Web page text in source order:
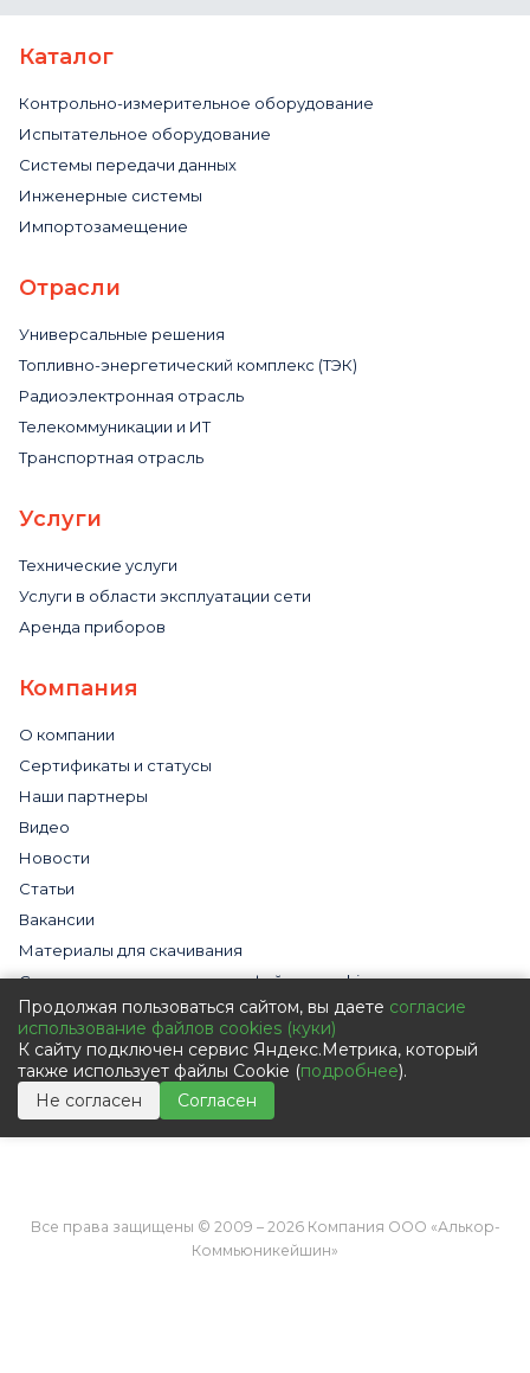
Каталог
Контрольно-измерительное оборудование
Испытательное оборудование
Системы передачи данных
Инженерные системы
Импортозамещение
Отрасли
Универсальные решения
Топливно-энергетический комплекс (ТЭК)
Радиоэлектронная отрасль
Телекоммуникации и ИТ
Транспортная отрасль
Услуги
Технические услуги
Услуги в области эксплуатации сети
Аренда приборов
Компания
О компании
Сертификаты и статусы
Наши партнеры
Видео
Новости
Статьи
Вакансии
Материалы для скачивания
Cогласие на использование файлов cookies
Обработка персональных данных с помощью сервиса
«Яндекс.Метрика»
Политика в отношении обработки персональных данных
Пользовательское соглашение
Согласие на обработку персональных данных
Все права защищены © 2009 – 2026 Компания ООО «Алькор-
Коммьюникейшин»
Продолжая пользоваться сайтом, вы даете согласие
использование файлов cookies (куки)
К сайту подключен сервис Яндекс.Метрика, который
также использует файлы Cookie (подробнее).
Не согласен
Согласен